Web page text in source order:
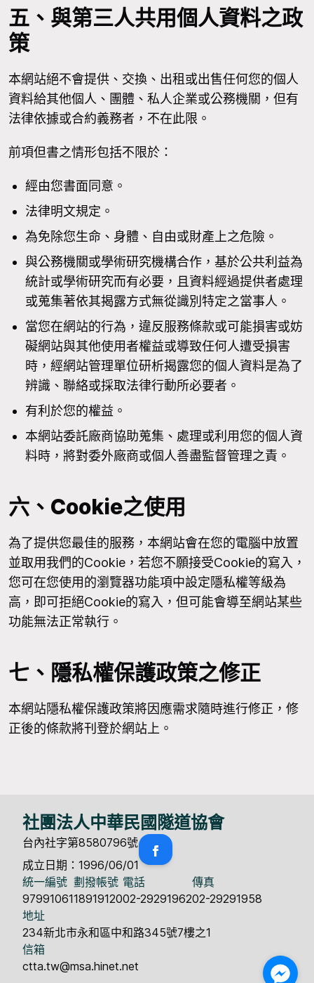
五、與第三人共用個人資料之政
策
本網站絕不會提供、交換、出租或出售任何您的個人
資料給其他個人、團體、私人企業或公務機關，但有
法律依據或合約義務者，不在此限。
前項但書之情形包括不限於：
經由您書面同意。
法律明文規定。
為免除您生命、身體、自由或財產上之危險。
與公務機關或學術研究機構合作，基於公共利益為
統計或學術研究而有必要，且資料經過提供者處理
或蒐集著依其揭露方式無從識別特定之當事人。
當您在網站的行為，違反服務條款或可能損害或妨
礙網站與其他使用者權益或導致任何人遭受損害
時，經網站管理單位研析揭露您的個人資料是為了
辨識、聯絡或採取法律行動所必要者。
有利於您的權益。
本網站委託廠商協助蒐集、處理或利用您的個人資
料時，將對委外廠商或個人善盡監督管理之責。
六、Cookie之使用
為了提供您最佳的服務，本網站會在您的電腦中放置
並取用我們的Cookie，若您不願接受Cookie的寫入，
您可在您使用的瀏覽器功能項中設定隱私權等級為
高，即可拒絕Cookie的寫入，但可能會導至網站某些
功能無法正常執行。
七、隱私權保護政策之修正
本網站隱私權保護政策將因應需求隨時進行修正，修
正後的條款將刊登於網站上。
社團法人中華民國隧道協會
台內社字第8580796號
成立日期：1996/06/01
統一編號
97991061
劃撥帳號
18919120
電話
02-29291962
傳真
02-29291958
地址
234新北市永和區中和路345號7樓之1
信箱
ctta.tw@msa.hinet.net